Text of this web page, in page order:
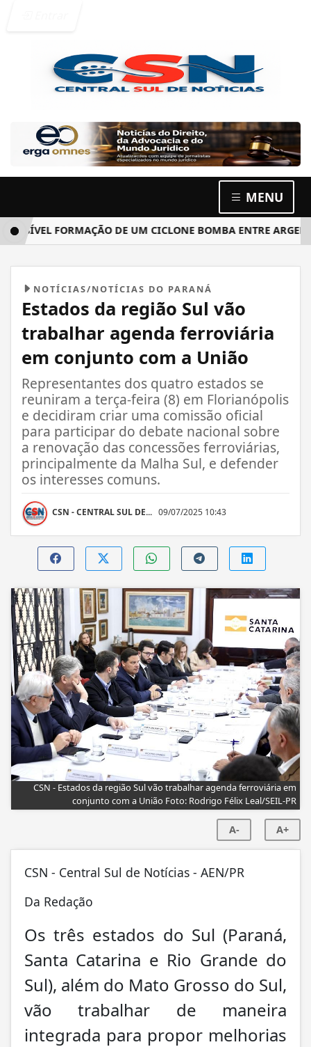
MENU
FORMAÇÃO DE UM CICLONE BOMBA ENTRE
NOTÍCIAS/NOTÍCIAS DO PARANÁ
Estados da região Sul vão
trabalhar agenda ferroviária
em conjunto com a União
Representantes dos quatro estados se
reuniram a terça-feira (8) em Florianópolis
e decidiram criar uma comissão oficial
para participar do debate nacional sobre
a renovação das concessões ferroviárias,
principalmente da Malha Sul, e defender
os interesses comuns.
CSN - CENTRAL SUL DE... 09/07/2025 10:43
CSN - Estados da região Sul vão trabalhar agenda ferroviária em
conjunto com a União Foto: Rodrigo Félix Leal/SEIL-PR
A- A+
CSN - Central Sul de Notícias - AEN/PR
Da Redação
Os três estados do Sul (Paraná,
Santa Catarina e Rio Grande do
Sul), além do Mato Grosso do Sul,
vão trabalhar de maneira
integrada para propor melhorias